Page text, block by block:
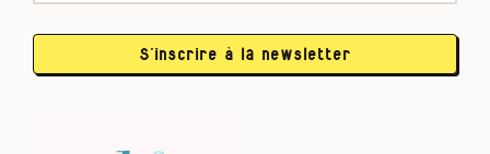
S’inscrire à la newsletter